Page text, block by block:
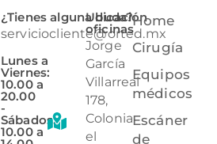
¿Tienes alguna duda?
serviciocliente@orted.mx
Lunes a
Viernes:
10.00 a
20.00
-
Sábados:
10.00 a
Ubicación
oficinas
Jorge
García
Villarreal
178,
Colonia
el
Home
Cirugía
Equipos
médicos
Escáner
de